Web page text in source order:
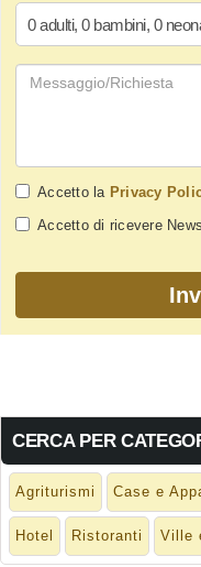
0 adulti, 0 bambini, 0
Accetto la Privacy
Accetto di ricevere
CERCA PER
Agriturismi Case e
Hotel Ristoranti Ville